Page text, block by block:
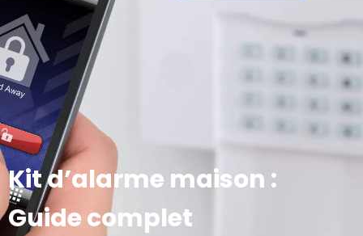
Kit d’alarme maison :
Guide complet